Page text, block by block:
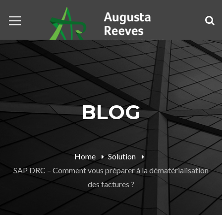
BLOG
Home
Solution
SAP DRC – Comment vous préparer à la dématérialisation
des factures ?